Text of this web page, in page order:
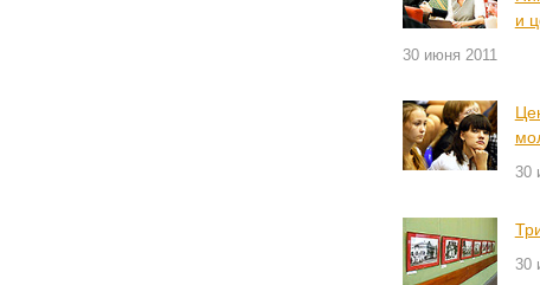
и
30 июня 2011
30
30